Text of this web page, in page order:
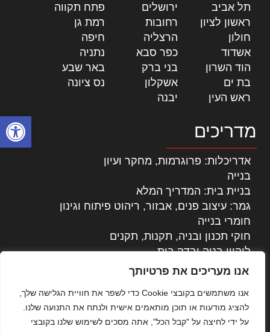
פתח
אנו מעריכים את פרטיותך
אנו משתמשים בקובצי Cookie כדי לשפר את חוויית הגלישה שלך,
להציג מודעות או תוכן מותאמים אישית ולנתח את התנועה שלנו.
על ידי לחיצה על "קבל הכל", אתה מסכים לשימוש שלנו בקובצי
תל אביב ירושלים פתח תקווה
ראשון לציון
רחובות רמת גן
חולון
הרצליה חיפה
אשדוד
כפר סבא נתניה
הוד השרון
בני ברק באר שבע
בת ים
אשקלון נס ציונה
ראש העין
יבנה
מדריכים
אדריכלות: פרוגרמות, מחקר ועיון
בנייה
בניית בית: המדריך המלא
גמר: עיצוב פנים, אבזור, ריהוט פיתוח וגינון
חומרי בנייה
חוקי תכנון ובניה, תקנות, תקנים
ליקויי בניה ובדק בית
נדל"ן: זכויות, אגרות ועסקאות
עקרונות ניהול אחזקה מתקדמות
צילום אדריכלי
שיווק נדלן